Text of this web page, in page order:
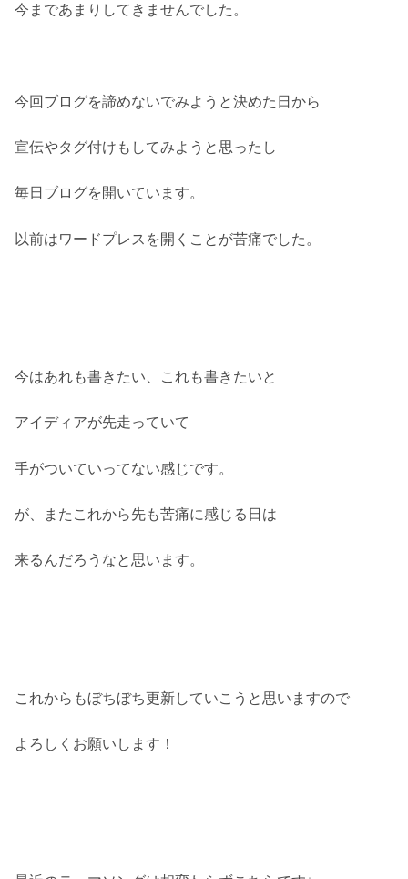
今まであまりしてきませんでした。
今回ブログを諦めないでみようと決めた日から
宣伝やタグ付けもしてみようと思ったし
毎日ブログを開いています。
以前はワードプレスを開くことが苦痛でした。
今はあれも書きたい、これも書きたいと
アイディアが先走っていて
手がついていってない感じです。
が、またこれから先も苦痛に感じる日は
来るんだろうなと思います。
これからもぼちぼち更新していこうと思いますので
よろしくお願いします！